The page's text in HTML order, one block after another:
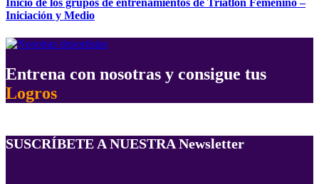
Inicio de los grupos de entrenamientos de Triatlón Femenino –
Iniciación y Medio
Entrena con nosotras y consigue tus
Logros
SUSCRÍBETE A NUESTRA Newsletter